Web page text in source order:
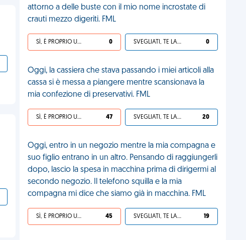
attorno a delle buste con il mio nome incrostate di
crauti mezzo digeriti. FML
SÌ, È PROPRIO UNA VDM! 0 SVEGLIATI, TE LA SEI CERCATA! 0
Oggi, la cassiera che stava passando i miei articoli alla
cassa si è messa a piangere mentre scansionava la
mia confezione di preservativi. FML
SÌ, È PROPRIO UNA VDM! 47 SVEGLIATI, TE LA SEI CERCATA! 20
Oggi, entro in un negozio mentre la mia compagna e
suo figlio entrano in un altro. Pensando di raggiungerli
dopo, lascio la spesa in macchina prima di dirigermi al
secondo negozio. Il telefono squilla e la mia
compagna mi dice che siamo già in macchina. FML
SÌ, È PROPRIO UNA VDM! 45 SVEGLIATI, TE LA SEI CERCATA! 19